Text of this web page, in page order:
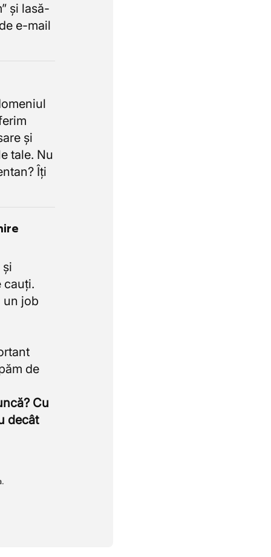
și lasă-
e-mail
și
tale. Nu
Îți
și
cauți.
un job
de
Cu
decât